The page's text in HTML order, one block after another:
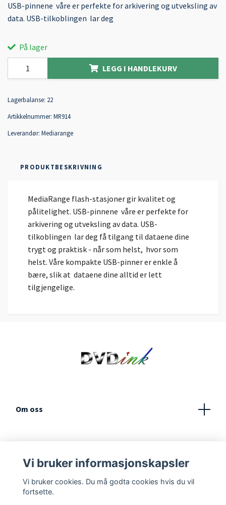
USB-pinnene våre er perfekte for arkivering og utveksling av
data. USB-tilkoblingen lar deg
På lager
LEGG I HANDLEKURV
Lagerbalanse: 22
Artikkelnummer: MR914
Leverandør: Mediarange
PRODUKTBESKRIVNING
MediaRange flash-stasjoner gir kvalitet og
pålitelighet. USB-pinnene våre er perfekte for
arkivering og utveksling av data. USB-
tilkoblingen lar deg få tilgang til dataene dine
trygt og praktisk - når som helst, hvor som
helst. Våre kompakte USB-pinner er enkle å
bære, slik at dataene dine alltid er lett
tilgjengelige.
Om oss
Vilkår og betingelser
Vi bruker informasjonskapsler
Vi bruker cookies. Du må godta cookies hvis du vil
fortsette.